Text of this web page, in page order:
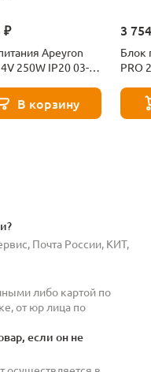
₽
Apeyron
250W IP20 03-
В корзину
3
Блок
PRO
Почта России, КИТ,
либо картой по
от юр лица по
если он не